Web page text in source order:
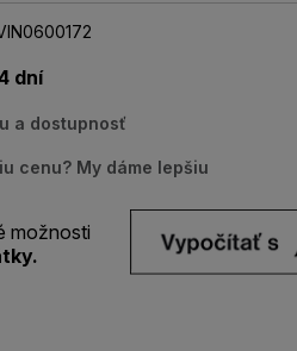
dní
a dostupnosť
cenu? My dáme lepšiu
možnosti